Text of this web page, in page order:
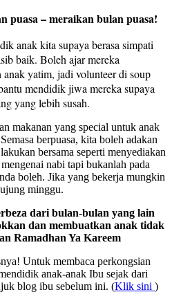
puasa – meraikan bulan puasa!
anak kita supaya berasa simpati
baik. Boleh ajar mereka
yatim, jadi volunteer di soup
mendidik jiwa mereka supaya
yang lebih susah.
makanan yang special untuk anak
berpuasa, kita boleh adakan
bersama seperti menyediakan
nabi tapi bukanlah pada
boleh. Jika yang bekerja mungkin
minggu.
dari bulan-bulan yang lain
dan membuatkan anak tidak
Ramadhan Ya Kareem
Untuk membaca perkongsian
anak-anak Ibu sejak dari
blog ibu sebelum ini. (Klik sini )